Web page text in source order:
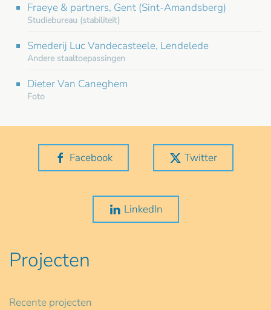
Fraeye & partners, Gent (Sint-Amandsberg)
Studiebureau (stabiliteit)
Smederij Luc Vandecasteele, Lendelede
Andere staaltoepassingen
Dieter Van Caneghem
Foto
Facebook Twitter
LinkedIn
Projecten
Recente projecten